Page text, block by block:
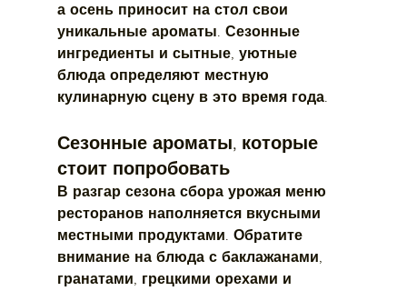
а осень приносит на стол свои
уникальные ароматы. Сезонные
ингредиенты и сытные, уютные
блюда определяют местную
кулинарную сцену в это время года.
Сезонные ароматы, которые
стоит попробовать
В разгар сезона сбора урожая меню
ресторанов наполняется вкусными
местными продуктами. Обратите
внимание на блюда с баклажанами,
гранатами, грецкими орехами и